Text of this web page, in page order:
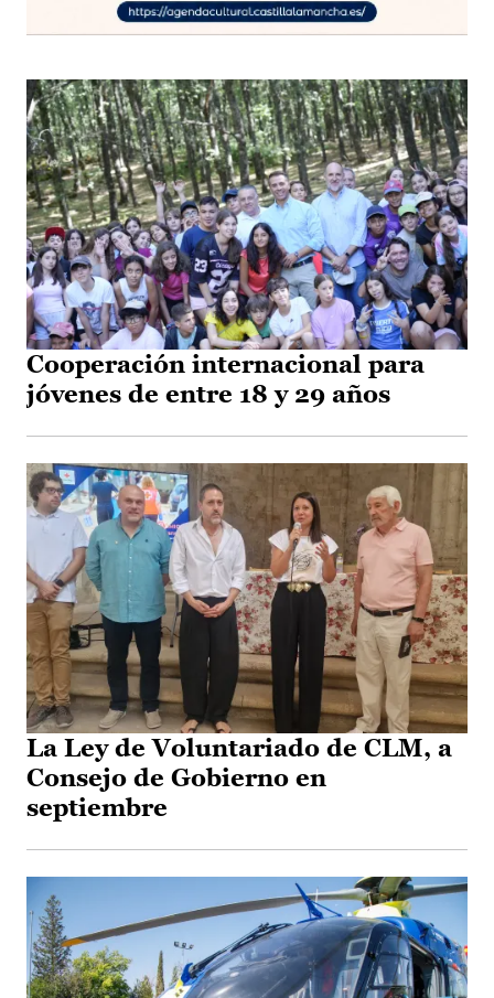
Cooperación internacional para
jóvenes de entre 18 y 29 años
La Ley de Voluntariado de CLM, a
Consejo de Gobierno en
septiembre